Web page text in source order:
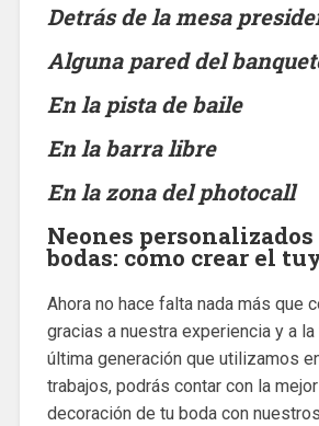
Detrás de la mesa
Alguna pared del
En la pista de baile
En la barra libre
En la zona del photocall
Neones personalizados
bodas: cómo crear el
Ahora no hace falta nada más que
gracias a nuestra experiencia y a
última generación que utilizamos
trabajos, podrás contar con la
decoración de tu boda con